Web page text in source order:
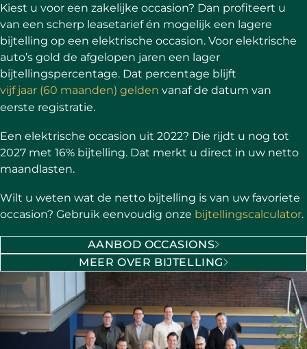
Kiest u voor een zakelijke occasion? Dan profiteert u
van een scherp leasetarief én mogelijk een lagere
bijtelling op een elektrische occasion. Voor elektrische
auto’s gold de afgelopen jaren een lager
bijtellingspercentage. Dat percentage blijft
vijf jaar (60 maanden) gelden vanaf de datum van
eerste registratie.
Een elektrische occasion uit 2022? Die rijdt u nog tot
2027 met 16% bijtelling. Dat merkt u direct in uw netto
maandlasten.
Wilt u weten wat de netto bijtelling is van uw favoriete
occasion? Gebruik eenvoudig onze bijtellingscalculator.
MEER OVER BIJTELLING
AANBOD OCCASIONS